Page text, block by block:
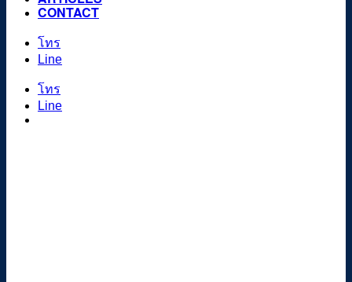
CONTACT
โทร
Line
โทร
Line